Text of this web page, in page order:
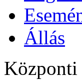
Állás
Központi